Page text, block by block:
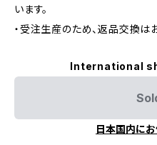
います。
・受注生産のため、返品交換は
International
日本国内に